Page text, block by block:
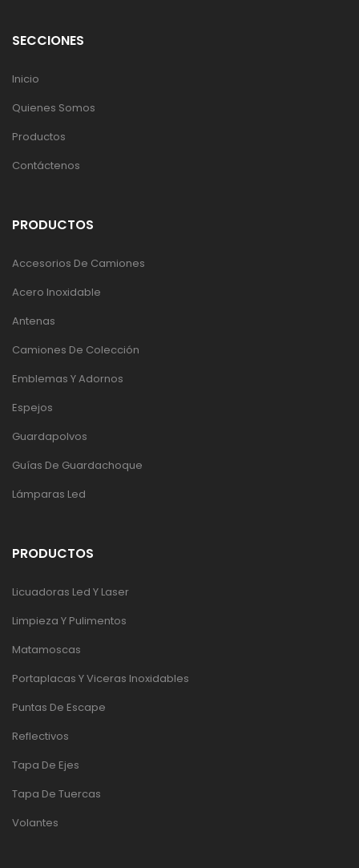
SECCIONES
Inicio
Quienes Somos
Productos
Contáctenos
PRODUCTOS
Accesorios De Camiones
Acero Inoxidable
Antenas
Camiones De Colección
Emblemas Y Adornos
Espejos
Guardapolvos
Guías De Guardachoque
Lámparas Led
PRODUCTOS
Licuadoras Led Y Laser
Limpieza Y Pulimentos
Matamoscas
Portaplacas Y Viceras Inoxidables
Puntas De Escape
Reflectivos
Tapa De Ejes
Tapa De Tuercas
Volantes